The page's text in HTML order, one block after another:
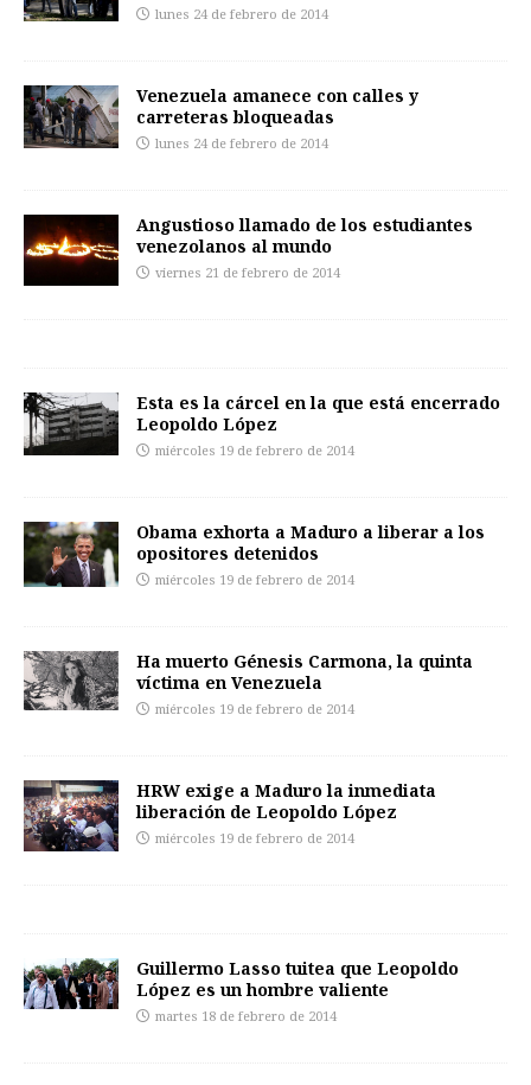
lunes 24 de febrero de 2014
Venezuela amanece con calles y
carreteras bloqueadas
lunes 24 de febrero de 2014
Angustioso llamado de los estudiantes
venezolanos al mundo
viernes 21 de febrero de 2014
Esta es la cárcel en la que está encerrado
Leopoldo López
miércoles 19 de febrero de 2014
Obama exhorta a Maduro a liberar a los
opositores detenidos
miércoles 19 de febrero de 2014
Ha muerto Génesis Carmona, la quinta
víctima en Venezuela
miércoles 19 de febrero de 2014
HRW exige a Maduro la inmediata
liberación de Leopoldo López
miércoles 19 de febrero de 2014
Guillermo Lasso tuitea que Leopoldo
López es un hombre valiente
martes 18 de febrero de 2014